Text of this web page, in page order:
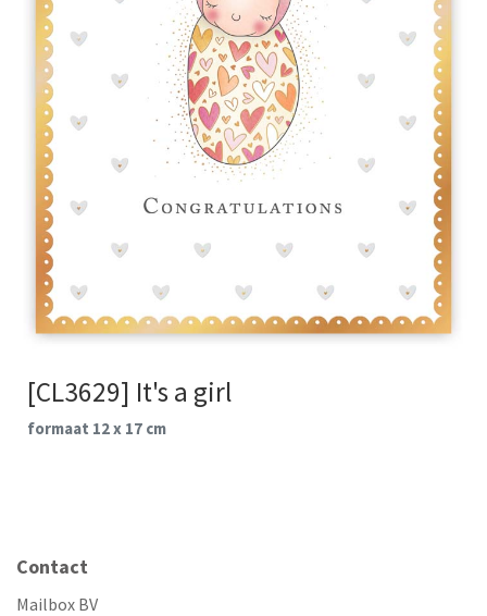
[CL3629] It's a girl
formaat 12 x 17 cm
Contact
Mailbox BV